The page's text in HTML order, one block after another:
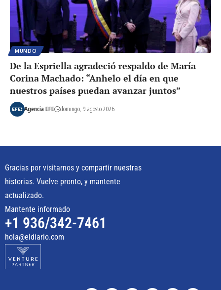
MUNDO
De la Espriella agradeció respaldo de María
Corina Machado: “Anhelo el día en que
nuestros países puedan avanzar juntos”
Agencia EFE domingo, 9 agosto 2026
Gracias por visitarnos y compartir nuestras
historias. Vuelve pronto, y mantente
actualizado.
Mantente informado
+1 936/342-7461
hola@eldiario.com